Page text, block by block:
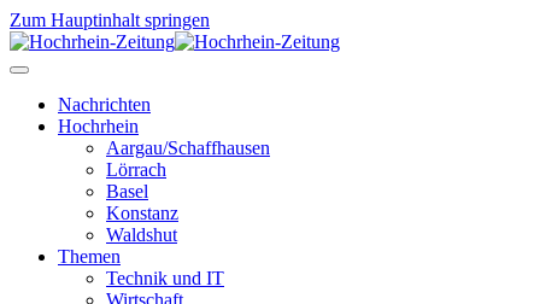
Zum Hauptinhalt springen
Nachrichten
Hochrhein
Aargau/Schaffhausen
Lörrach
Basel
Konstanz
Waldshut
Themen
Technik und IT
Wirtschaft